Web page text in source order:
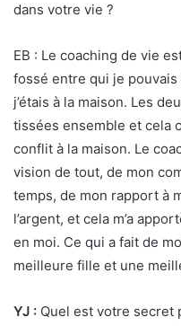
dans votre vie ?
EB : Le coaching de vie
fossé entre qui je pouvais
j’étais à la maison. Les
tissées ensemble et cela
conflit à la maison. Le
vision de tout, de mon
temps, de mon rapport à
l’argent, et cela m’a
en moi. Ce qui a fait de
meilleure fille et une
YJ : Quel est votre secret